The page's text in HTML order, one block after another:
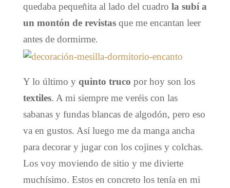
quedaba pequeñita al lado del cuadro la subí a
un montón de revistasque me encantan leer
antes de dormirme.
Y lo último y quinto truco por hoy son los
textiles. A mi siempre me veréis con las
sabanas y fundas blancas de algodón, pero eso
va en gustos. Así luego me da manga ancha
para decorar y jugar con los cojines y colchas.
Los voy moviendo de sitio y me divierte
muchísimo. Estos en concreto los tenía en mi